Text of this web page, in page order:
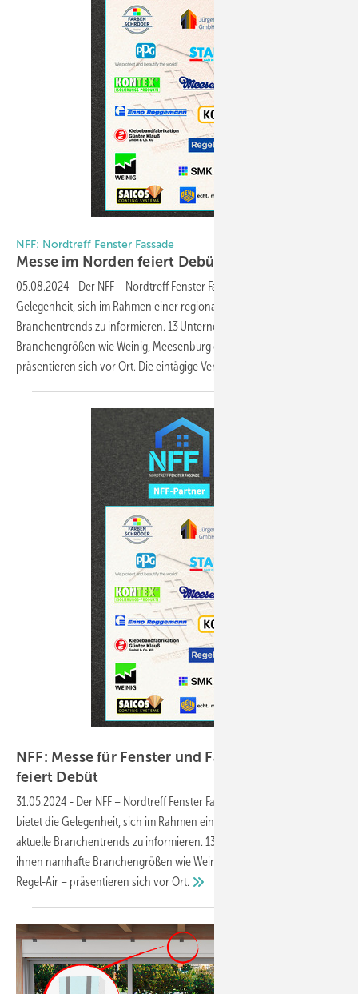
NFF: Nordtreff Fenster Fassade
Messe i m Norden feiert Debüt
05.08.2024 - Der NFF – Nordtreff Fenster Fassade am 13. 09. bietet die
Gelegenheit, sich im Rahmen einer regionalen Messe über aktuelle
Branchentrends zu informieren. 13 Unternehmen – unter ihnen
Branchengrößen wie Weinig, Meesenburg oder Regel-Air –
präsentieren sich vor Ort. Die eintägige Veranstaltung
NFF: Messe für Fenster und Fassade im Norden
feiert Debüt
31.05.2024 - Der NFF – Nordtreff Fenster Fassade am 13. September
bietet die Gelegenheit, sich im Rahmen einer regionalen Messe über
aktuelle Branchentrends zu informieren. 13 Unternehmen – unter
ihnen namhafte Branchengrößen wie Weinig, Meesenburg oder
Regel-Air – präsentieren sich vorOrt.